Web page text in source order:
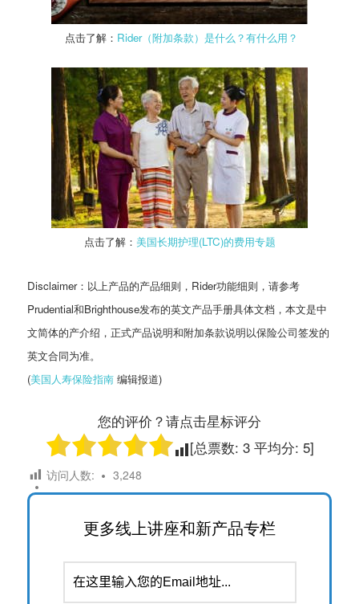
点击了解： Rider（附加条款）是什么？有什么用？
点击了解： 美国长期护理(LTC)的费用专题
Disclaimer：以上产品的产品细则，Rider功能细则，请参考
Prudential和Brighthouse发布的英文产品手册具体文档，本文是中
文简体的产介绍，正式产品说明和附加条款说明以保险公司签发的
英文合同为准。
(美国人寿保险指南 编辑报道)
您的评价？请点击星标评分
[总票数: 3平均分: 5]
访问人数: 3,248
更多线上讲座和新产品专栏